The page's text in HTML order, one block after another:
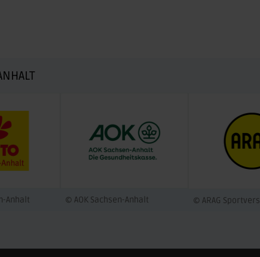
Anhalt © AOK Sachsen-Anhalt © ARAG